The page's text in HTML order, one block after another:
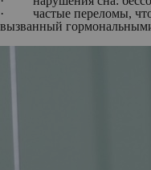
· частые переломы, что
вызванный